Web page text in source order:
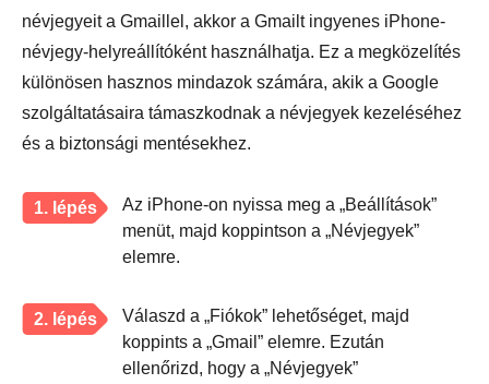
névjegyeit a Gmaillel, akkor a Gmailt ingyenes iPhone-
névjegy-helyreállítóként használhatja. Ez a megközelítés
különösen hasznos mindazok számára, akik a Google
szolgáltatásaira támaszkodnak a névjegyek kezeléséhez
és a biztonsági mentésekhez.
1. lépés
Az iPhone-on nyissa meg a „Beállítások”
menüt, majd koppintson a „Névjegyek”
elemre.
2. lépés
Válaszd a „Fiókok” lehetőséget, majd
koppints a „Gmail” elemre. Ezután
ellenőrizd, hogy a „Névjegyek”